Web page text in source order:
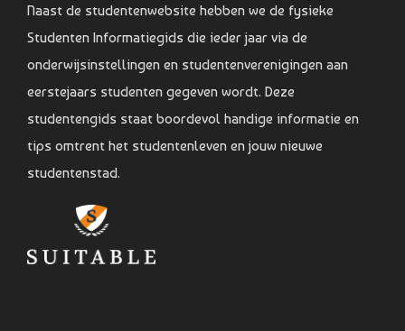
Naast de studentenwebsite hebben we de fysieke
Studenten Informatiegids die ieder jaar via de
onderwijsinstellingen en studentenverenigingen aan
eerstejaars studenten gegeven wordt. Deze
studentengids staat boordevol handige informatie en
tips omtrent het studentenleven en jouw nieuwe
studentenstad.